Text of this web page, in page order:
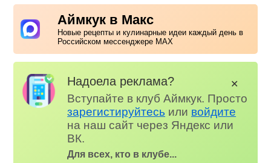
Аймкук в Макс
Новые рецепты и кулинарные идеи каждый день в
Российском мессенджере MAX
Надоела реклама?
Вступайте в клуб Аймкук. Просто
зарегистируйтесь или войдите
на наш сайт через Яндекс или
ВК.
Для всех, кто в клубе...
✕